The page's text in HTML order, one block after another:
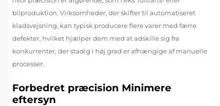
bilproduktion. Virksomheder, der skifter til automatiseret
kladsvejsning, kan typisk producere flere varer med færre
defekter, hvilket hjælper dem med at adskille sig fra
konkurrenter, der stadig i høj grad er afhængige af manuelle
processer.
Forbedret præcision Minimere
eftersyn